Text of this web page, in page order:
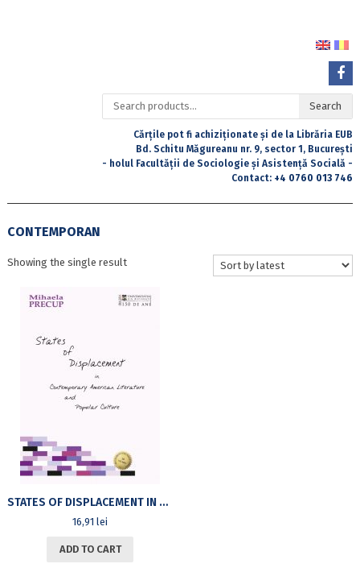
Search
for:
Search
Cărțile pot fi achiziționate și de la Librăria EUB
Bd. Schitu Măgureanu nr. 9, sector 1, București
- holul Facultății de Sociologie și Asistență Socială -
Contact: +4 0760 013 746
CONTEMPORAN
Showing the single result
STATES OF DISPLACEMENT IN CONTEMPORARY AMERICAN LITERATURE AND POPULAR CULTURE
16,91lei
ADD TO CART